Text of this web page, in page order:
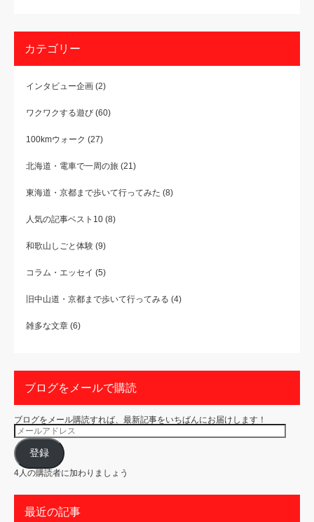
カテゴリー
インタビュー企画 (2)
ワクワクする遊び (60)
100kmウォーク (27)
北海道・電車で一周の旅 (21)
東海道・京都まで歩いて行ってみた (8)
人気の記事ベスト10 (8)
和歌山しごと体験 (9)
コラム・エッセイ (5)
旧中山道・京都まで歩いて行ってみる (4)
雑多な文章 (6)
ブログをメールで購読
ブログをメール購読すれば、最新記事をいちばんにお届けします！
メ
ー
ル
ア
ド
レ
ス
登録
4人の購読者に加わりましょう
最近の記事